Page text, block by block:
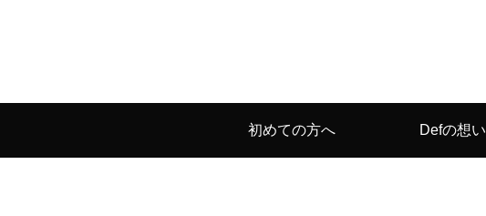
初めての方へ Defの想い